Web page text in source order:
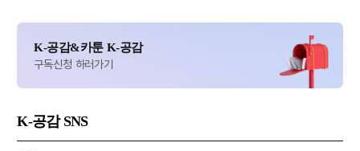
K-공감&카툰 K-공감
구독신청 하러가기
K-공감 SNS